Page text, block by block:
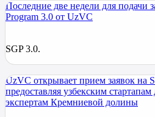
Последние две недели для подачи
Program 3.0 от UzVC
SGP 3.0.
UzVC открывает прием заявок на
предоставляя узбекским
экспертам Кремниевой долины